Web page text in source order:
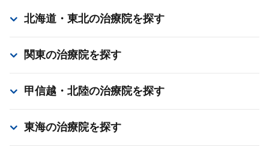
北海道・東北の治療院を探す
関東の治療院を探す
甲信越・北陸の治療院を探す
東海の治療院を探す